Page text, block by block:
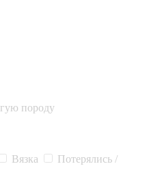
породу
Вязка
Потерялись /